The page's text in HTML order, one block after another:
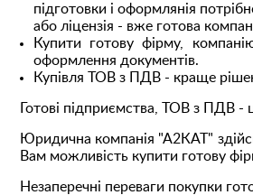
підготовки і оформлянія
або ліцензія - вже готова
Купити готову фірму,
оформлення документів.
Купівля ТОВ з ПДВ - краще
Готові підприємства, ТОВ з ПДВ -
Юридична компанія "А2КАТ"
Вам можливість купити готову
Незаперечні переваги покупки